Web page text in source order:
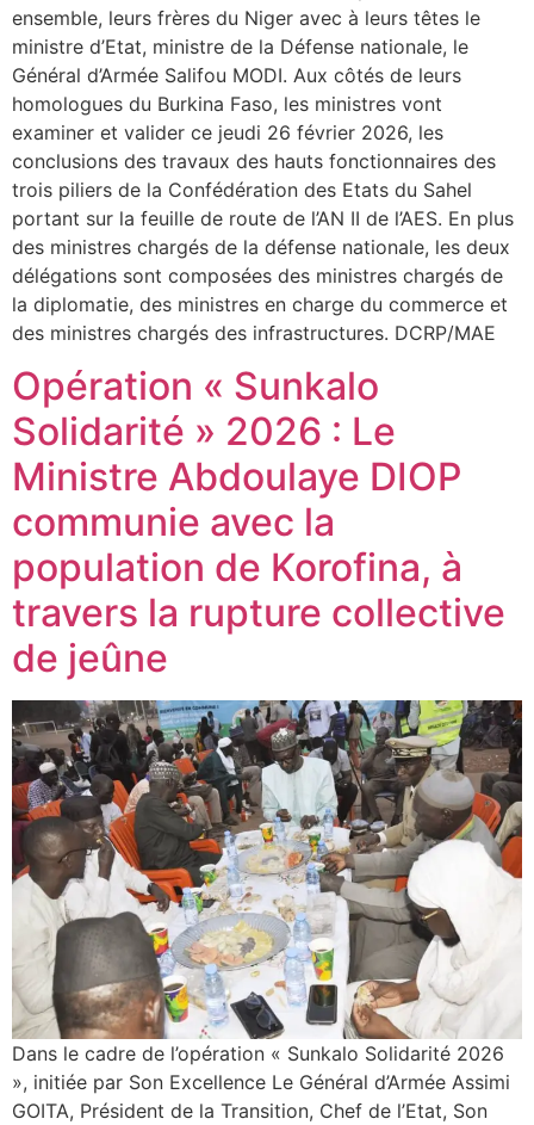
ensemble, leurs frères du Niger avec à leurs têtes le
ministre d’Etat, ministre de la Défense nationale, le
Général d’Armée Salifou MODI. Aux côtés de leurs
homologues du Burkina Faso, les ministres vont
examiner et valider ce jeudi 26 février 2026, les
conclusions des travaux des hauts fonctionnaires des
trois piliers de la Confédération des Etats du Sahel
portant sur la feuille de route de l’AN II de l’AES. En plus
des ministres chargés de la défense nationale, les deux
délégations sont composées des ministres chargés de
la diplomatie, des ministres en charge du commerce et
des ministres chargés des infrastructures. DCRP/MAE
Opération « Sunkalo
Solidarité » 2026 : Le
Ministre Abdoulaye DIOP
communie avec la
population de Korofina, à
travers la rupture collective
de jeûne
Dans le cadre de l’opération « Sunkalo Solidarité 2026
», initiée par Son Excellence Le Général d’Armée Assimi
GOITA, Président de la Transition, Chef de l’Etat, Son